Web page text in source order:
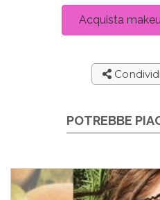
Acquista
POTREBBE